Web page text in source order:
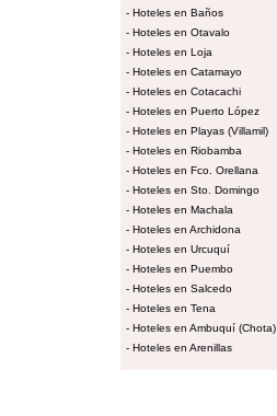
- Hoteles en Baños
- Hoteles en Otavalo
- Hoteles en Loja
- Hoteles en Catamayo
- Hoteles en Cotacachi
- Hoteles en Puerto López
- Hoteles en Playas (Villamil)
- Hoteles en Riobamba
- Hoteles en Fco. Orellana
- Hoteles en Sto. Domingo
- Hoteles en Machala
- Hoteles en Archidona
- Hoteles en Urcuquí
- Hoteles en Puembo
- Hoteles en Salcedo
- Hoteles en Tena
- Hoteles en Ambuquí (Chota)
- Hoteles en Arenillas